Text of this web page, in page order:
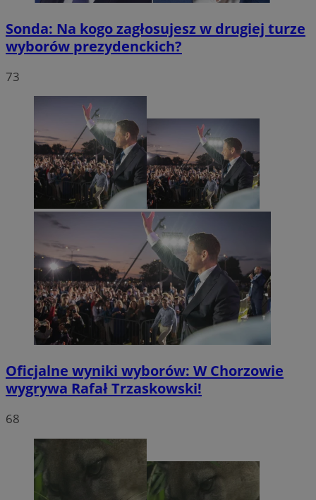
Sonda: Na kogo zagłosujesz w drugiej turze
wyborów prezydenckich?
73
Oficjalne wyniki wyborów: W Chorzowie
wygrywa Rafał Trzaskowski!
68